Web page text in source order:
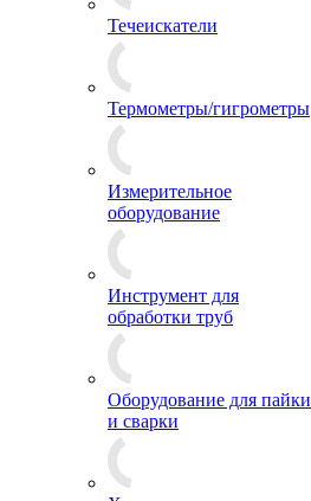
Течеискатели
Термометры/гигрометры
Измерительное
оборудование
Инструмент для
обработки труб
Оборудование для пайки
и сварки